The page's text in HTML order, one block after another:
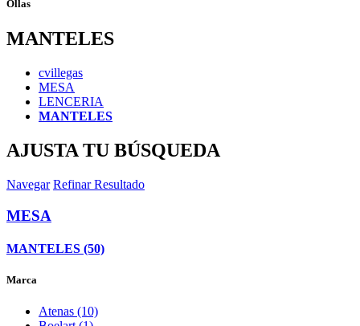
Ollas
MANTELES
cvillegas
MESA
LENCERIA
MANTELES
AJUSTA TU BÚSQUEDA
Navegar Refinar Resultado
MESA
MANTELES (50)
Marca
Atenas (10)